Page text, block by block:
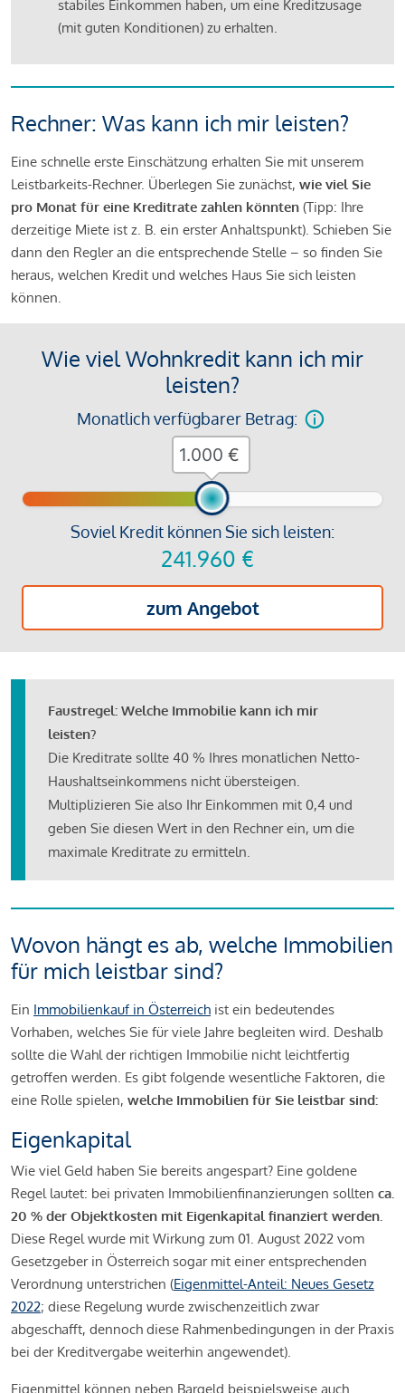
stabiles Einkommen haben, um eine Kreditzusage
(mit guten Konditionen) zu erhalten.
Rechner: Was kann ich mir leisten?
Eine schnelle erste Einschätzung erhalten Sie mit unserem
Leistbarkeits-Rechner. Überlegen Sie zunächst, wie viel Sie
pro Monat für eine Kreditrate zahlen könnten (Tipp: Ihre
derzeitige Miete ist z. B. ein erster Anhaltspunkt). Schieben Sie
dann den Regler an die entsprechende Stelle – so finden Sie
heraus, welchen Kredit und welches Haus Sie sich leisten
können.
Wie viel Wohnkredit kann ich mir
leisten?
Monatlich verfügbarer Betrag:
Soviel Kredit können Sie sich leisten:
241.960 €
zum Angebot
€
Faustregel: Welche Immobilie kann ich mir
leisten?
Die Kreditrate sollte 40 % Ihres monatlichen Netto-
Haushaltseinkommens nicht übersteigen.
Multiplizieren Sie also Ihr Einkommen mit 0,4 und
geben Sie diesen Wert in den Rechner ein, um die
maximale Kreditrate zu ermitteln.
Wovon hängt es ab, welche Immobilien
für mich leistbar sind?
Ein Immobilienkauf in Österreich ist ein bedeutendes
Vorhaben, welches Sie für viele Jahre begleiten wird. Deshalb
sollte die Wahl der richtigen Immobilie nicht leichtfertig
getroffen werden. Es gibt folgende wesentliche Faktoren, die
eine Rolle spielen, welche Immobilien für Sie leistbar sind:
Eigenkapital
Wie viel Geld haben Sie bereits angespart? Eine goldene
Regel lautet: bei privaten Immobilienfinanzierungen sollten ca.
20 % der Objektkosten mit Eigenkapital finanziert werden.
Diese Regel wurde mit Wirkung zum 01. August 2022 vom
Gesetzgeber in Österreich sogar mit einer entsprechenden
Verordnung unterstrichen (Eigenmittel-Anteil: Neues Gesetz
2022; diese Regelung wurde zwischenzeitlich zwar
abgeschafft, dennoch diese Rahmenbedingungen in der Praxis
bei der Kreditvergabe weiterhin angewendet).
Eigenmittel können neben Bargeld beispielsweise auch